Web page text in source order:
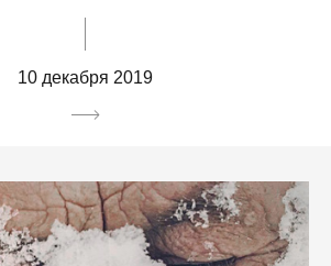
10 декабря 2019